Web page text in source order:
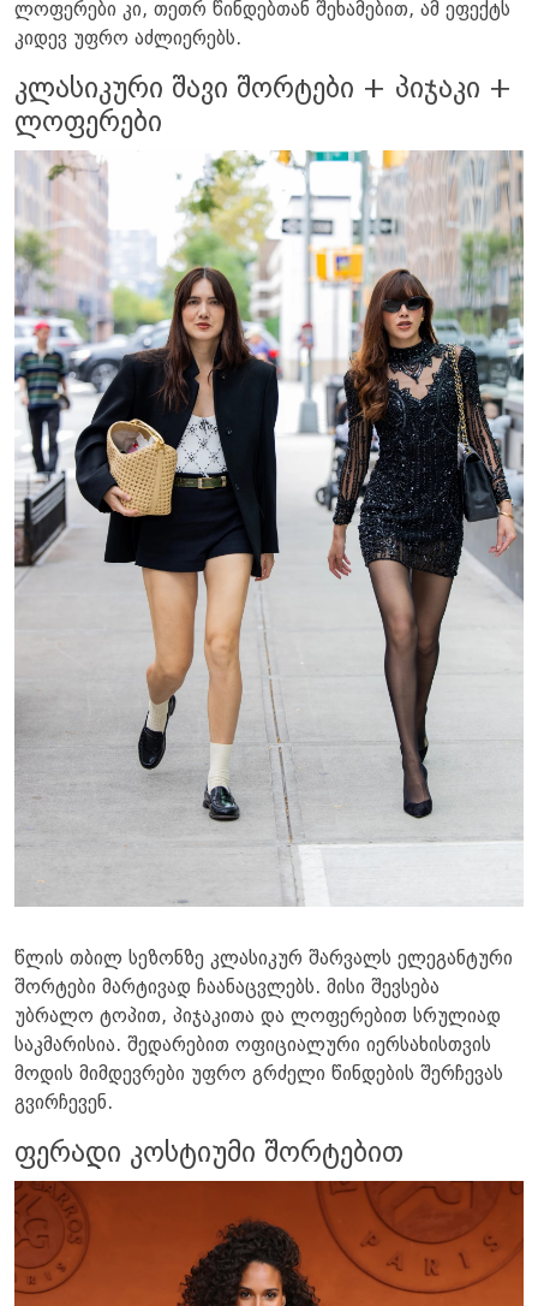
ლოფერები კი, თეთრ წინდებთან შეხამებით, ამ ეფექტს
კიდევ უფრო აძლიერებს.
კლასიკური შავი შორტები + პიჯაკი +
ლოფერები
წლის თბილ სეზონზე კლასიკურ შარვალს ელეგანტური
შორტები მარტივად ჩაანაცვლებს. მისი შევსება
უბრალო ტოპით, პიჯაკითა და ლოფერებით სრულიად
საკმარისია. შედარებით ოფიციალური იერსახისთვის
მოდის მიმდევრები უფრო გრძელი წინდების შერჩევას
გვირჩევენ.
ფერადი კოსტიუმი შორტებით